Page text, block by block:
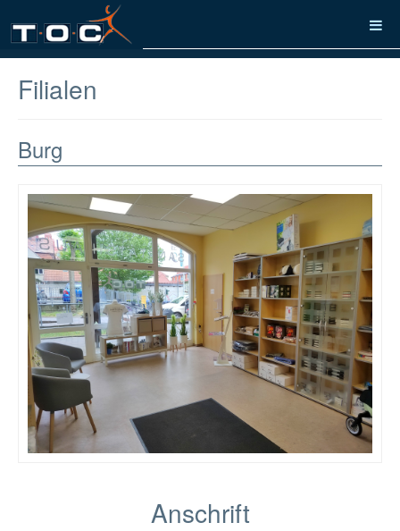
Filialen
Burg
Anschrift